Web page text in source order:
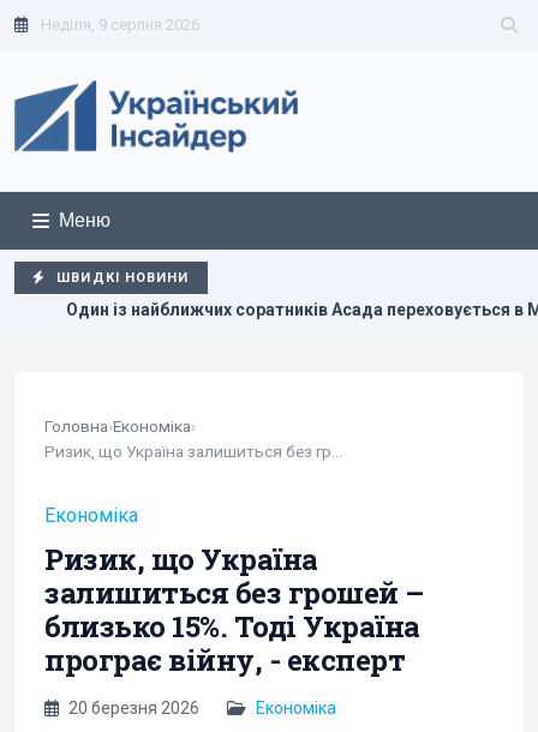
Неділя, 9 серпня 2026
Меню
ШВИДКІ НОВИНИ
переховується в Москві, - The Telegraph Експерти
Головна›Економіка›
Економіка
Ризик, що Україна
залишиться без грошей –
близько 15%. Тоді Україна
програє війну, - експерт
20 березня 2026 Економіка